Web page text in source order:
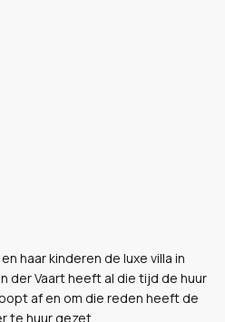
haar kinderen de luxe villa in
der Vaart heeft al die tijd de huur
af en om die reden heeft de
te huur gezet.